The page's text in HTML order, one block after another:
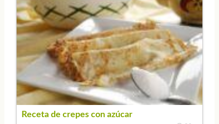
Receta de crepes con azúcar